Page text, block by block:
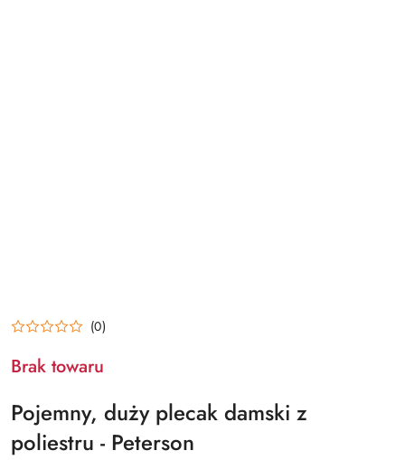
(0)
Brak towaru
Pojemny, duży plecak damski z
poliestru - Peterson